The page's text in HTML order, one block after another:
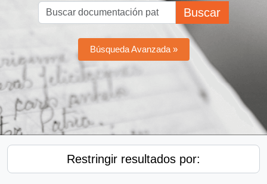
Buscar
Búsqueda Avanzada »
Restringir resultados por: